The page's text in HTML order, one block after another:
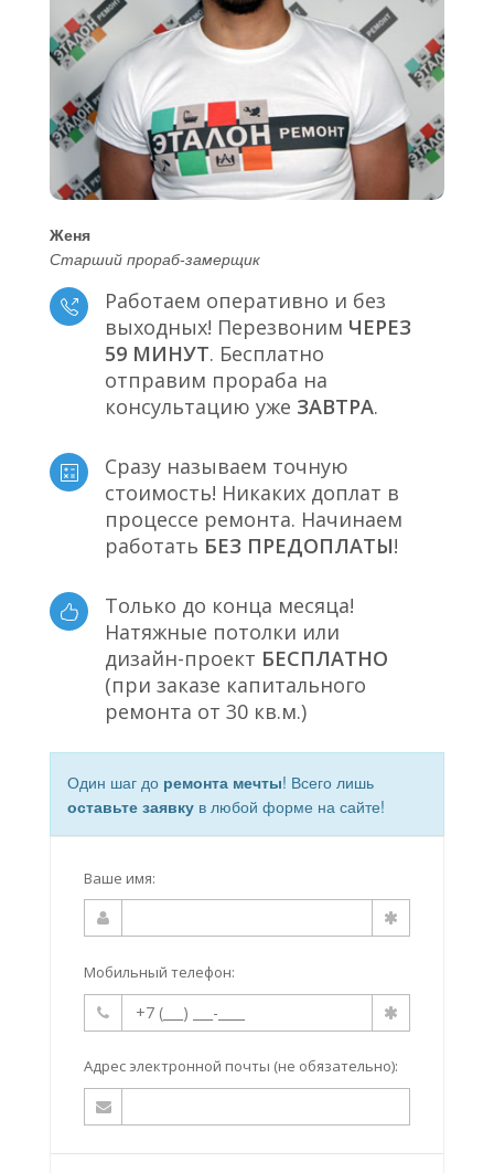
Женя
Старший прораб-замерщик
Работаем оперативно и без
выходных! Перезвоним ЧЕРЕЗ
59 МИНУТ. Бесплатно
отправим прораба на
консультацию уже ЗАВТРА.
Сразу называем точную
стоимость! Никаких доплат в
процессе ремонта. Начинаем
работать БЕЗ ПРЕДОПЛАТЫ!
Только до конца месяца!
Натяжные потолки или
дизайн-проект БЕСПЛАТНО
(при заказе капитального
ремонта от 30 кв.м.)
Один шаг до ремонта мечты! Всего лишь
оставьте заявку в любой форме на сайте!
Ваше имя:
Мобильный телефон:
Адрес электронной почты (не обязательно):